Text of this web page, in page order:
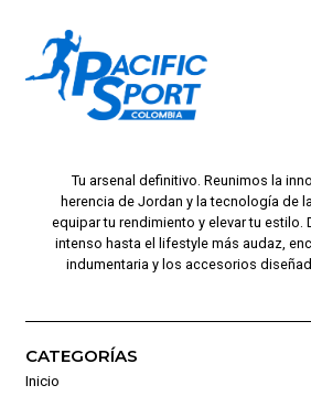
Tu arsenal definitivo. Reunimos la
herencia de Jordan y la tecnología de
equipar tu rendimiento y elevar tu estilo.
intenso hasta el lifestyle más audaz,
indumentaria y los accesorios
CATEGORÍAS
Inicio